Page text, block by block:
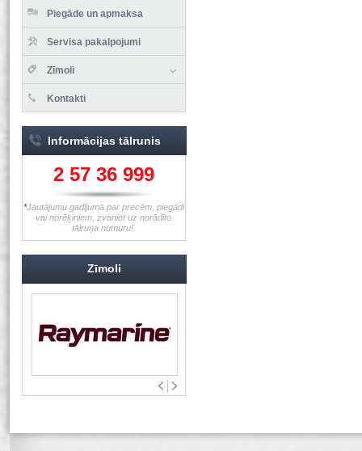
Piegāde un apmaksa
Servisa pakalpojumi
Zīmoli
Kontakti
Informācijas tālrunis
2 57 36 999
*Jautājumu gadījumā par precēm, piegādi
vai norēķiniem, zvaniet uz norādīto
tālruņa numuru!
Zīmoli